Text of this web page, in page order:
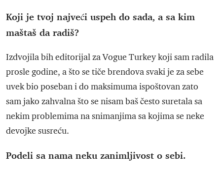
Koji je tvoj najveći uspeh do sada, a sa kim
maštaš da radiš?
Izdvojila bih editorijal za Vogue Turkey koji sam radila
prosle godine, a što se tiče brendova svaki je za sebe
uvek bio poseban i do maksimuma ispoštovan zato
sam jako zahvalna što se nisam baš često suretala sa
nekim problemima na snimanjima sa kojima se neke
devojke susreću.
Podeli sa nama neku zanimljivost o sebi.